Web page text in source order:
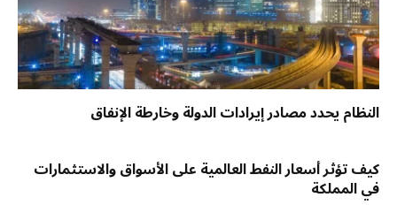
النظام يحدد مصادر إيرادات الدولة وخارطة الإنفاق
كيف تؤثر أسعار النفط العالمية على الأسواق والاستثمارات
في المملكة